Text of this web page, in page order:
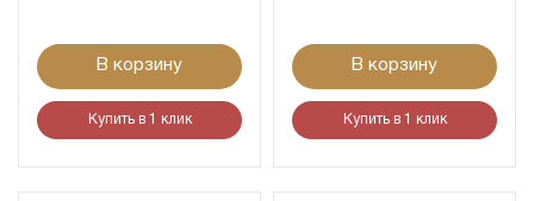
В корзину
Купить в 1 клик
В корзину
Купить в 1 клик